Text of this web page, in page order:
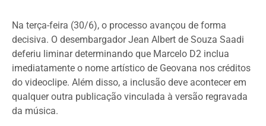
Na terça-feira (30/6), o processo avançou de forma
decisiva. O desembargador Jean Albert de Souza Saadi
deferiu liminar determinando que Marcelo D2 inclua
imediatamente o nome artístico de Geovana nos créditos
do videoclipe. Além disso, a inclusão deve acontecer em
qualquer outra publicação vinculada à versão regravada
da música.